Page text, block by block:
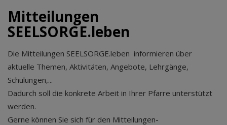
Mitteilungen
SEELSORGE.leben
Die Mitteilungen SEELSORGE.leben informieren über
aktuelle Themen, Aktivitäten, Angebote, Lehrgänge,
Schulungen,...
Dadurch soll die konkrete Arbeit in Ihrer Pfarre unterstützt
werden.
Gerne können Sie sich für den Mitteilungen-